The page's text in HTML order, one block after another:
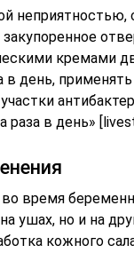
кремами
в день,
в день»
время
ушах, но и на
кожного